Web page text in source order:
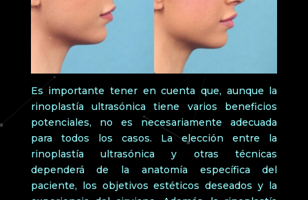
Es importante tener en cuenta que, aunque la
rinoplastía ultrasónica tiene varios beneficios
potenciales, no es necesariamente adecuada
para todos los casos. La elección entre la
rinoplastía ultrasónica y otras técnicas
dependerá de la anatomía específica del
paciente, los objetivos estéticos deseados y la